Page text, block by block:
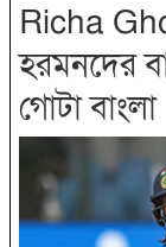
Richa
হরমনদের
গোটা বাংলা